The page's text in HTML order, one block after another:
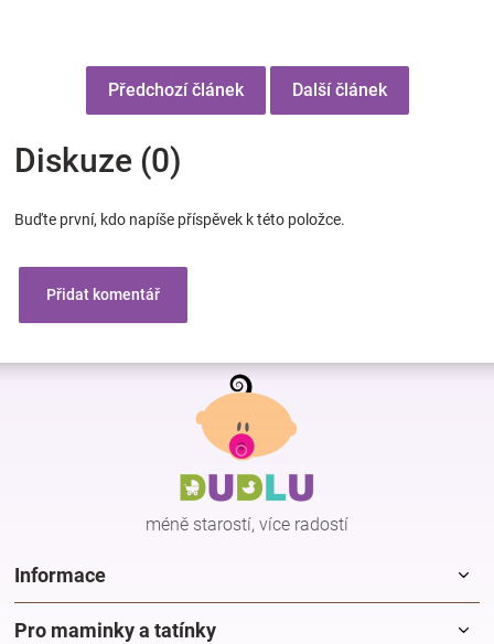
Předchozí článek Další článek
Diskuze (0)
Buďte první, kdo napíše příspěvek k této položce.
Přidat komentář
Z
méně starostí, více radostí
Informace
Pro maminky a tatínky